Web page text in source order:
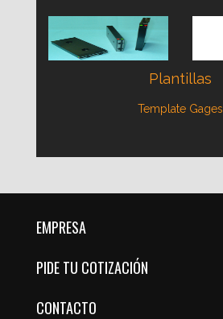
Plantillas
Template Gages
EMPRESA
PIDE TU COTIZACIÓN
CONTACTO